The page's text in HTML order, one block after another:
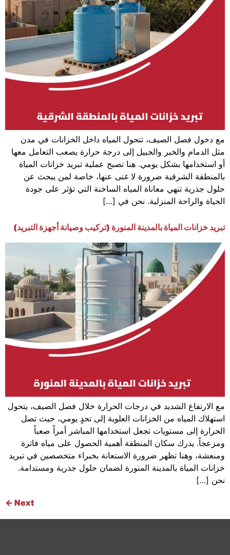
مع دخول فصل الصيف، تتحول المياه داخل الخزانات في مدن
مثل الدمام والخبر والجبيل إلى درجة حرارة يصعب التعامل معها
أو استخدامها بشكل يومي. هنا تصبح عملية تبريد خزانات المياة
بالمنطقة الشرقية ضرورة لا غنى عنها، خاصة لمن يبحث عن
حلول جذرية تنهي معاناة المياه الساخنة التي تؤثر على جودة
الحياة والراحة المنزلية. نحن في […]
تبريد خزانات المياة بالمدينة المنورة (تركيب وصيانة أجهزة التبريد)
مع الارتفاع الشديد في درجات الحرارة خلال فصل الصيف، يتحول
استهلاك المياه من الخزانات العلوية إلى تحدٍ يومي، حيث تصل
الحرارة إلى مستويات تجعل استخدامها المباشر أمراً صعباً
ومزعجاً. يدرك سكان المنطقة أهمية الحصول على مياه فاترة
ومنعشة، وهنا تظهر ضرورة الاستعانة بخبراء متخصصين في تبريد
خزانات المياة بالمدينة المنورة لضمان حلول جذرية ومستدامة.
نحن […]
Next
←